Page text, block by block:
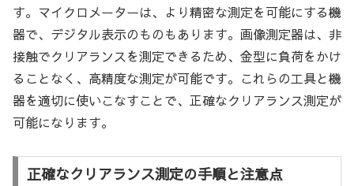
す。マイクロメーターは、より精密な測定を可能にする機
器で、デジタル表示のものもあります。画像測定器は、非
接触でクリアランスを測定できるため、金型に負荷をかけ
ることなく、高精度な測定が可能です。これらの工具と機
器を適切に使いこなすことで、正確なクリアランス測定が
可能になります。
正確なクリアランス測定の手順と注意点